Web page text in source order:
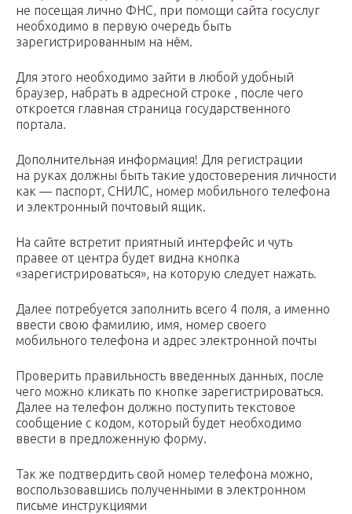
не посещая лично ФНС, при помощи сайта госуслуг
необходимо в первую очередь быть
зарегистрированным на нём.
Для этого необходимо зайти в любой удобный
браузер, набрать в адресной строке , после чего
откроется главная страница государственного
портала.
Дополнительная информация! Для регистрации
на руках должны быть такие удостоверения личности
как — паспорт, СНИЛС, номер мобильного телефона
и электронный почтовый ящик.
На сайте встретит приятный интерфейс и чуть
правее от центра будет видна кнопка
«зарегистрироваться», на которую следует нажать.
Далее потребуется заполнить всего 4 поля, а именно
ввести свою фамилию, имя, номер своего
мобильного телефона и адрес электронной почты
Проверить правильность введенных данных, после
чего можно кликать по кнопке зарегистрироваться.
Далее на телефон должно поступить текстовое
сообщение с кодом, который будет необходимо
ввести в предложенную форму.
Так же подтвердить свой номер телефона можно,
воспользовавшись полученными в электронном
письме инструкциями